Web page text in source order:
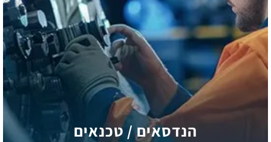
הנדסאים / טכנאים